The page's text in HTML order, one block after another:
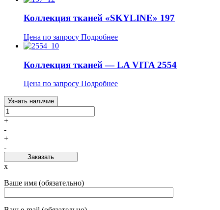
Коллекция тканей «SKYLINE» 197
Цена по запросу Подробнее
Коллекция тканей — LA VITA 2554
Цена по запросу Подробнее
Узнать наличие
+
-
+
-
Заказать
x
Ваше имя (обязательно)